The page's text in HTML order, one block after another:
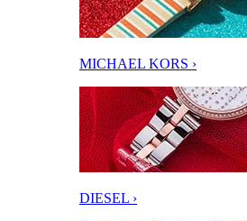
MICHAEL KORS ›
DIESEL ›